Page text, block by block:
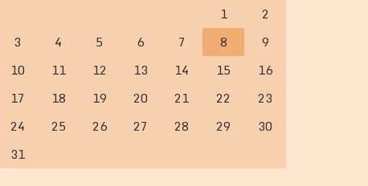
1
2
3
4 5 6 7 8
9
10
11 12 13 14 15
16
17
18 19 20 21 22
23
24
25 26 27 28 29
30
31